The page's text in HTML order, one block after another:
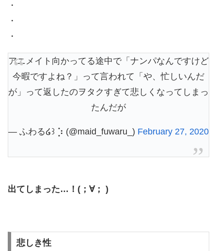
・
・
・
アニメイト向かってる途中で「ナンパなんですけど
今暇ですよね？」って言われて「や、忙しいんだ
が」って返したのヲタクすぎて悲しくなってしまっ
たんだが
— ふわる໒꒱ ⡱ (@maid_fuwaru_) February 27, 2020
出てしまった…！(；∀； )
悲しき性